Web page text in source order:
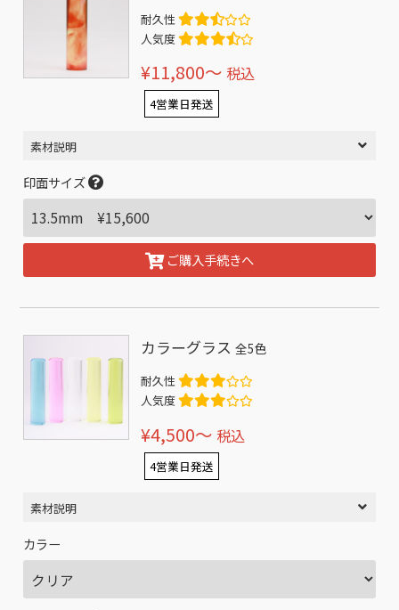
耐久性
人気度
¥11,800〜 税込
4営業日発送
素材説明
印面サイズ
ご購入手続きへ
カラーグラス全5色
耐久性
人気度
¥4,500〜 税込
4営業日発送
素材説明
カラー